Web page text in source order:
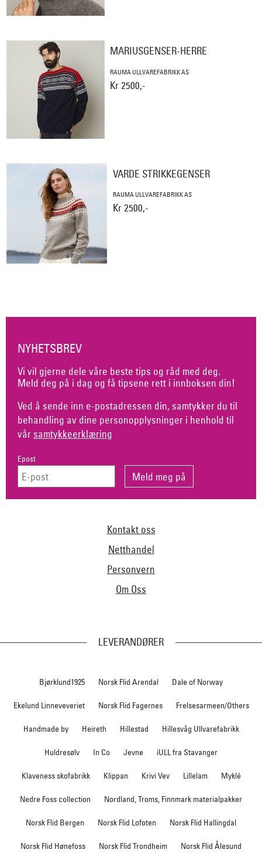
MARIUSGENSER-HERRE
RAUMA ULLVAREFABRIKK AS
Kr 2500,-
VARDE STRIKKEGENSER
RAUMA ULLVAREFABRIKK AS
Kr 2500,-
NYHETSBREV
Vi vil gjerne dele våre beste tips og råd med deg.
Meld deg på i dag og få tipsene rett i innboksen din!
Ved å sende inn e-postadressen din, samtykker du til
behandling av dine personopplysninger i henhold til
vår samtykkeerklæring
Epost
Kontakt oss
Netthandel
Personvern
Om Oss
LEVERANDØRER
Bjørklund1925 Norsk Flid Arendal Dale of Norway
Ekelund Linneveveriet Norsk Flid Fagernes Frelsesarmeen/Others
Handmade by Heireth Hillestad Hillesvåg Ullvarefabrikk
Huldresølv In Co Jevne iULL fra Stavanger
Klaveness skofabrikk Klippan Krivi Vev Lillelam Myklé
Nedre Foss collection Nordland, Troms, Finnmark materialpakker
Norsk Flid Bergen Norsk Flid Lofoten Norsk Flid Hallingdal
Norsk Flid Hønefoss Norsk Flid Trondheim Norsk Flid Ålesund